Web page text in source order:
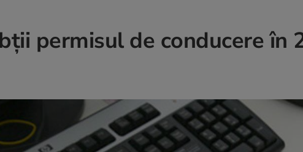
permisul de conducere în